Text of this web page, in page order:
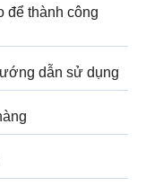
để thành công
dẫn sử dụng